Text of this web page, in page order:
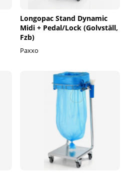
Longopac Stand Dynamic
Midi + Pedal/Lock (Golvställ,
Fzb)
Paxxo